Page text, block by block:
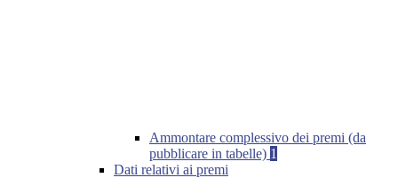
Ammontare complessivo dei premi (da
pubblicare in tabelle) 1
Dati relativi ai premi